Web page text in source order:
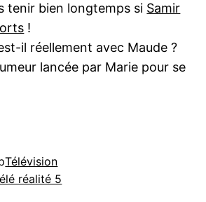
tenir bien longtemps si Samir
!
il réellement avec Maude ?
lancée par Marie pour se
Télévision
réalité 5